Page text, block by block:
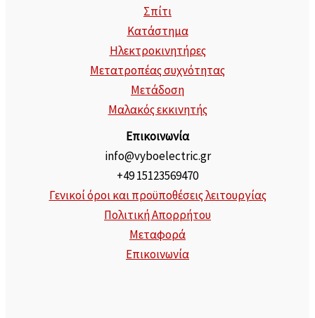
Σπίτι
Κατάστημα
Ηλεκτροκινητήρες
Μετατροπέας συχνότητας
Μετάδοση
Μαλακός εκκινητής
Επικοινωνία
info@vyboelectric.gr
+49 15123569470
Γενικοί όροι και προϋποθέσεις λειτουργίας
Πολιτική Απορρήτου
Μεταφορά
Επικοινωνία